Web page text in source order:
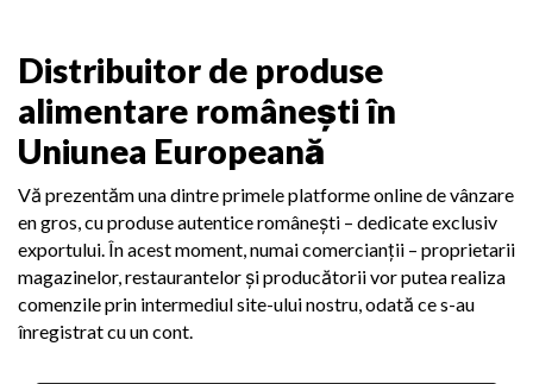
Distribuitor de produse
alimentare româneștiîn
Uniunea Europeană
Vă prezentăm una dintre primele platforme online de vânzare
en gros, cu produse autentice românești – dedicate exclusiv
exportului. În acest moment, numai comercianții – proprietarii
magazinelor, restaurantelor și producătorii vor putea realiza
comenzile prin intermediul site-ului nostru, odată ce s-au
înregistrat cu un cont.